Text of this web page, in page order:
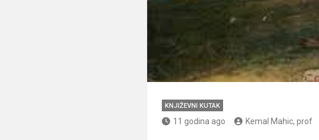
KNJIŽEVNI KUTAK
11 godina ago Kemal Mahic, prof